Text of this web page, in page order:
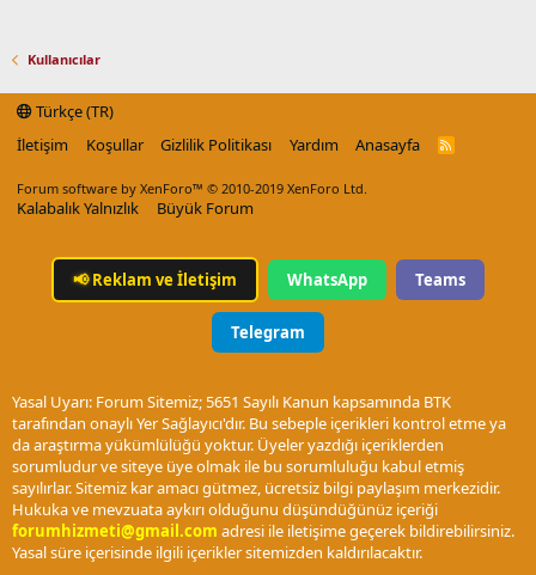
Kullanıcılar
Türkçe (TR)
İletişim
Koşullar Gizlilik Politikası Yardım Anasayfa
R
Forum software by XenForo™ © 2010-2019 XenForo Ltd.
Kalabalık Yalnızlık Büyük Forum
📢Reklam ve İletişim WhatsApp Teams
Telegram
Yasal Uyarı: Forum Sitemiz; 5651 Sayılı Kanun kapsamında BTK
tarafından onaylı Yer Sağlayıcı'dır. Bu sebeple içerikleri kontrol etme ya
da araştırma yükümlülüğü yoktur. Üyeler yazdığı içeriklerden
sorumludur ve siteye üye olmak ile bu sorumluluğu kabul etmiş
sayılırlar. Sitemiz kar amacı gütmez, ücretsiz bilgi paylaşım merkezidir.
Hukuka ve mevzuata aykırı olduğunu düşündüğünüz içeriği
forumhizmeti@gmail.com adresi ile iletişime geçerek bildirebilirsiniz.
Yasal süre içerisinde ilgili içerikler sitemizden kaldırılacaktır.